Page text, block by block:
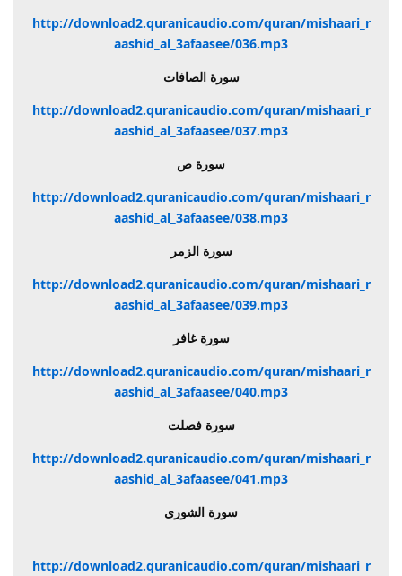
http://download2.quranicaudio.com/quran/mishaari_r
aashid_al_3afaasee/036.mp3
سورة الصافات
http://download2.quranicaudio.com/quran/mishaari_r
aashid_al_3afaasee/037.mp3
سورة ص
http://download2.quranicaudio.com/quran/mishaari_r
aashid_al_3afaasee/038.mp3
سورة الزمر
http://download2.quranicaudio.com/quran/mishaari_r
aashid_al_3afaasee/039.mp3
سورة غافر
http://download2.quranicaudio.com/quran/mishaari_r
aashid_al_3afaasee/040.mp3
سورة فصلت
http://download2.quranicaudio.com/quran/mishaari_r
aashid_al_3afaasee/041.mp3
سورة الشورى
http://download2.quranicaudio.com/quran/mishaari_r